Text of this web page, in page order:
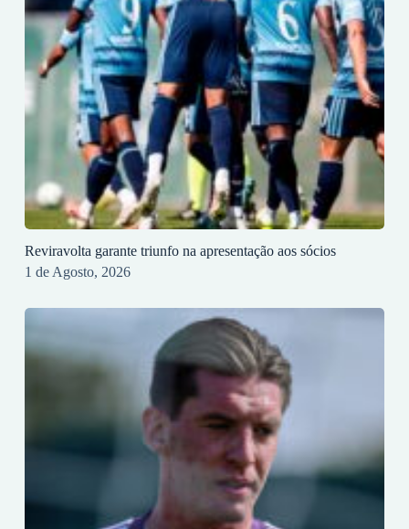
Reviravolta garante triunfo na apresentação aos sócios
1 de Agosto, 2026